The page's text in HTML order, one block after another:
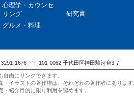
心理学・カウンセ
リング
グルメ・料理
研究書
1676 〒 101-0062 千代田区神田駿河台3-7
自由にリンクできます。
・イラストの著作権は、それぞれの著作者にありま
紹介目的に限り利用を認めます。